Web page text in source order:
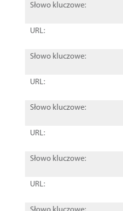
Słowo kluczowe:
URL:
Słowo kluczowe:
URL:
Słowo kluczowe:
URL:
Słowo kluczowe:
URL: